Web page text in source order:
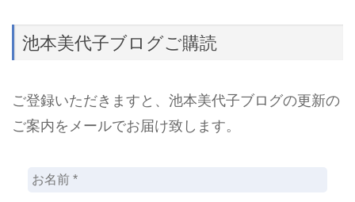
池本美代子ブログご購読
ご登録いただきますと、池本美代子ブログの更新の
ご案内をメールでお届け致します。